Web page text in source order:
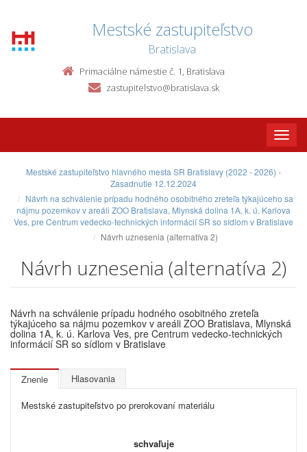
Mestské zastupiteľstvo
Bratislava
Primaciálne námestie č. 1, Bratislava
zastupitelstvo@bratislava.sk
Toggle
Mestské zastupiteľstvo hlavného mesta SR Bratislavy (2022 - 2026) -
Zasadnutie 12.12.2024
Návrh na schválenie prípadu hodného osobitného zreteľa týkajúceho sa
nájmu pozemkov v areáli ZOO Bratislava, Mlynská dolina 1A, k. ú. Karlova
Ves, pre Centrum vedecko-technických informácií SR so sídlom v Bratislave
Návrh uznesenia (alternatíva 2)
Návrh uznesenia (alternatíva 2)
Návrh na schválenie prípadu hodného osobitného zreteľa
týkajúceho sa nájmu pozemkov v areáli ZOO Bratislava, Mlynská
dolina 1A, k. ú. Karlova Ves, pre Centrum vedecko-technických
informácií SR so sídlom v Bratislave
Znenie Hlasovania
Mestské zastupiteľstvo po prerokovaní materiálu
schvaľuje